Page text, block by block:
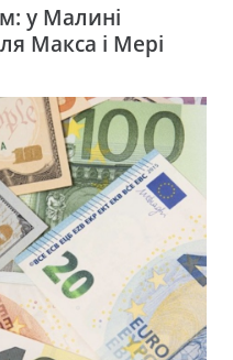
у Малині
Макса і Мері